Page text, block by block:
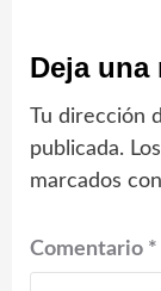
Deja una
Tu dirección
publicada.
marcados con
Comentario *